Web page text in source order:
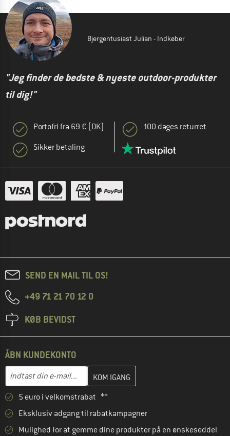
Bjergentusiast Julian - Indkøber
"Jeg finder de bedste & nyeste outdoor-produkter
til dig!"
Portofri fra 69 € (DK)
Sikker betaling
100 dages returret
SEND EN MAIL TIL OS!
+49 71 21 70 12 0
KØB BEVIDST
ÅBN KUNDEKONTO
E-mail-adresse
Indtast din e-mailadresse her, og opret i næste trin din
5 euro i velkomstrabat **
Eksklusiv adgang til rabatkampagner
Mulighed for at gemme dine produkter på en ønskeseddel